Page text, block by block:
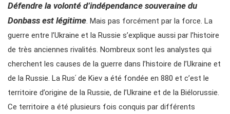
Défendre la volonté d’indépendance souveraine du
Donbass est légitime. Mais pas forcément par la force. La
guerre entre l’Ukraine et la Russie s’explique aussi par l’histoire
de très anciennes rivalités. Nombreux sont les analystes qui
cherchent les causes de la guerre dans l’histoire de l’Ukraine et
de la Russie. La Rusʹ de Kiev a été fondée en 880 et c’est le
territoire d’origine de la Russie, de l’Ukraine et de la Biélorussie.
Ce territoire a été plusieurs fois conquis par différents